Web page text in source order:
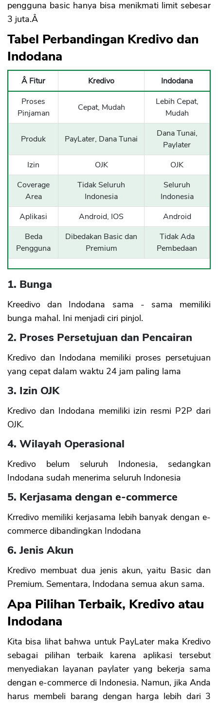
pengguna basic hanya bisa menikmati limit sebesar
3 juta.Â
Tabel Perbandingan Kredivo dan
Indodana
Â Fitur Kredivo
Indodana
Proses
Pinjaman
Cepat, Mudah
Lebih Cepat,
Mudah
Produk PayLater, Dana Tunai
Dana Tunai,
Paylater
Izin
OJK
OJK
Coverage
Area
Tidak Seluruh
Indonesia
Seluruh
Indonesia
Aplikasi
Android, IOS
Android
Beda
Pengguna
Dibedakan Basic dan
Premium
Tidak Ada
Pembedaan
1. Bunga
Kreedivo dan Indodana sama - sama memiliki
bunga mahal. Ini menjadi ciri pinjol.
2. Proses Persetujuan dan Pencairan
Kredivo dan Indodana memiliki proses persetujuan
yang cepat dalam waktu 24 jam paling lama
3. Izin OJK
Kredivo dan Indodana memiliki izin resmi P2P dari
OJK.
4. Wilayah Operasional
Kredivo belum seluruh Indonesia, sedangkan
Indodana sudah menerima seluruh Indonesia
5. Kerjasama dengan e-commerce
Krredivo memiliki kerjasama lebih banyak dengan e-
commerce dibandingkan Indodana
6. Jenis Akun
Kredivo membuat dua jenis akun, yaitu Basic dan
Premium. Sementara, Indodana semua akun sama.
Apa Pilihan Terbaik, Kredivo atau
Indodana
Kita bisa lihat bahwa untuk PayLater maka Kredivo
sebagai pilihan terbaik karena aplikasi tersebut
menyediakan layanan paylater yang bekerja sama
dengan e-commerce di Indonesia. Namun, jika Anda
harus membeli barang dengan harga lebih dari 3